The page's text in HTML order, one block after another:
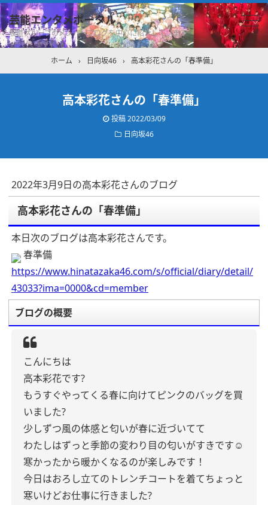
芸能エンタメポータル
坂道グループのメンバーブログを中心に紹介しています
ホーム › 日向坂46 › 高本彩花さんの「春準備」
高本彩花さんの「春準備」
投稿2022/03/09
日向坂46
2022年3月9日の高本彩花さんのブログ
高本彩花さんの「春準備」
本日次のブログは高本彩花さんです。
春準備
https://www.hinatazaka46.com/s/official/diary/detail/
43033?ima=0000&cd=member
ブログの概要
こんにちは
高本彩花です?
もうすぐやってくる春に向けてピンクのバッグを買
いました?
少しずつ風の体感と匂いが春に近づいてて
わたしはずっと季節の変わり目の匂いがすきです☺️
寒かったから暖かくなるのが楽しみです！
今日はおろし立てのトレンチコートを着てちょっと
寒いけどお仕事に行きました?